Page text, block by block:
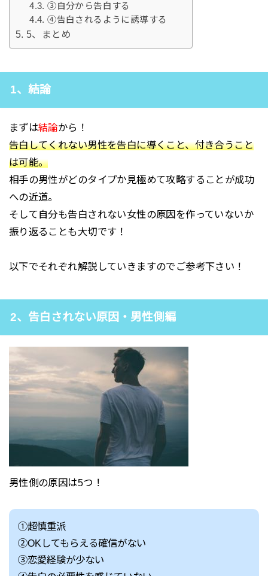
③自分から告白する
④告白されるように誘導する
5、まとめ
1、結論
まずは結論から！
告白してくれない男性を告白に導くこと、付き合うこと
は可能。
相手の男性がどのタイプか見極めて攻略することが成功
への近道。
そして自分も告白されない女性の原因を作っていないか
振り返ることも大切です！
以下でそれぞれ解説していきますのでご参考下さい！
2、告白されない原因・男性側編
男性側の原因は5つ！
①超慎重派
②OKしてもらえる確信がない
③恋愛経験が少ない